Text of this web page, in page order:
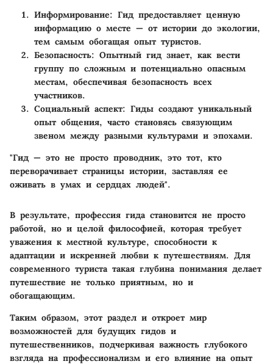
Информирование: Гид предоставляет ценную
информацию о месте — от истории до экологии,
тем самым обогащая опыт туристов.
Безопасность: Опытный гид знает, как вести
группу по сложным и потенциально опасным
местам, обеспечивая безопасность всех
участников.
Социальный аспект: Гиды создают уникальный
опыт общения, часто становясь связующим
звеном между разными культурами и эпохами.
"Гид — это не просто проводник, это тот, кто
переворачивает страницы истории, заставляя ее
оживать в умах и сердцах людей".
В результате, профессия гида становится не просто
работой, но и целой философией, которая требует
уважения к местной культуре, способности к
адаптации и искренней любви к путешествиям. Для
современного туриста такая глубина понимания делает
путешествие не только приятным, но и
обогащающим.
Таким образом, этот раздел и откроет мир
возможностей для будущих гидов и
путешественников, подчеркивая важность глубокого
взгляда на профессионализм и его влияние на опыт